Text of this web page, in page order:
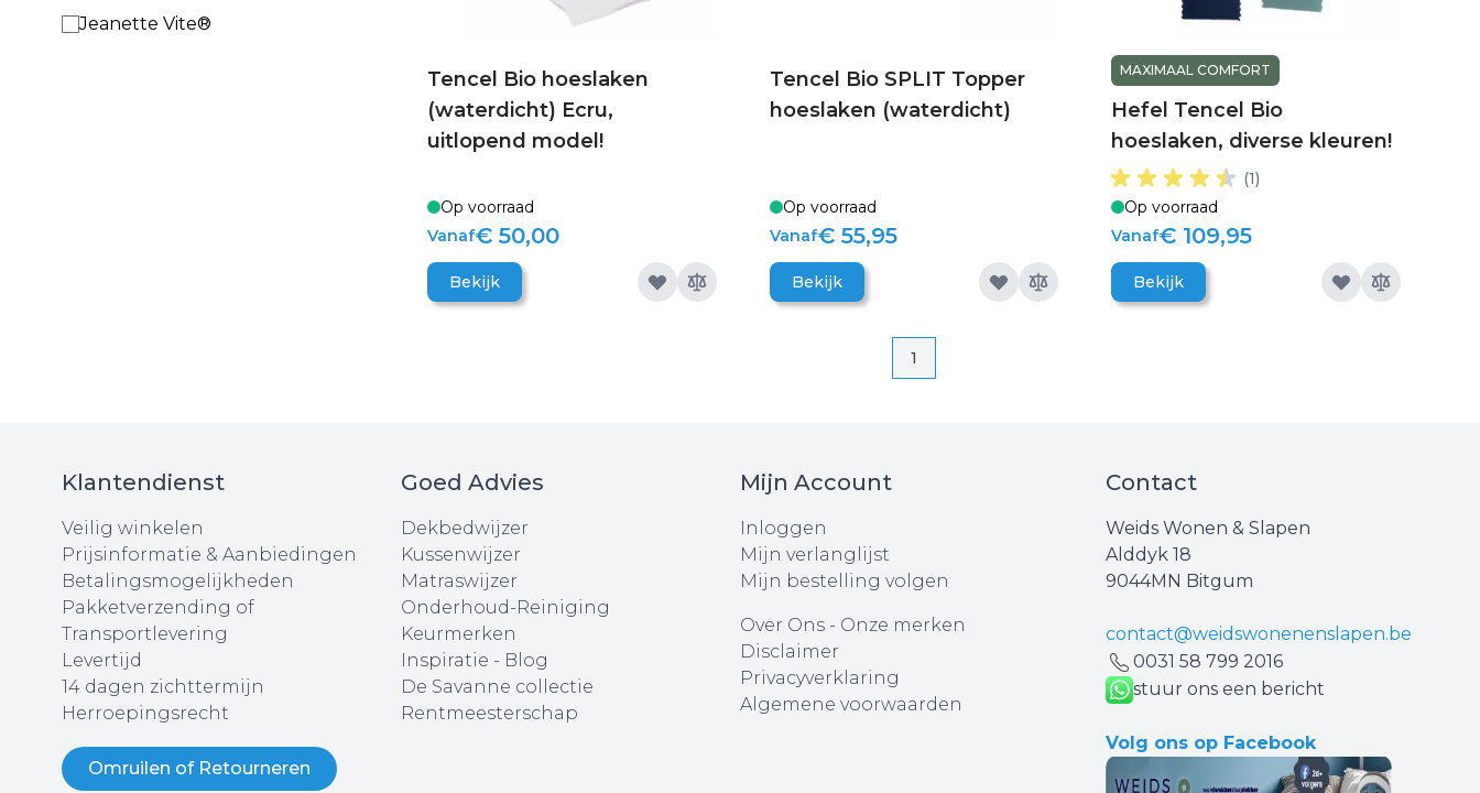
Jeanette Vite®
Tencel Bio hoeslaken
(waterdicht) Ecru,
uitlopend model!
Op voorraad
Vanaf€ 50,00
Bekijk
Tencel Bio SPLIT Topper
hoeslaken (waterdicht)
Op voorraad
Vanaf€ 55,95
Bekijk
MAXIMAAL COMFORT
Hefel Tencel Bio
hoeslaken, diverse kleuren!
(1)
Op voorraad
Vanaf€ 109,95
Bekijk
Pagina
Pagina
1
Klantendienst
Veilig winkelen
Prijsinformatie & Aanbiedingen
Betalingsmogelijkheden
Pakketverzending of
Transportlevering
Levertijd
14 dagen zichttermijn
Herroepingsrecht
Omruilen of Retourneren
Goed Advies
Dekbedwijzer
Kussenwijzer
Matraswijzer
Onderhoud-Reiniging
Keurmerken
Inspiratie - Blog
De Savanne collectie
Rentmeesterschap
Mijn Account
Inloggen
Mijn verlanglijst
Mijn bestelling volgen
Over Ons- Onze merken
Disclaimer
Privacyverklaring
Algemene voorwaarden
Contact
Weids Wonen & Slapen
Alddyk 18
9044MN Bitgum
contact@weidswonenenslapen.be
0031 ‪58 799 2016‬
stuur ons een bericht
Volg ons op Facebook